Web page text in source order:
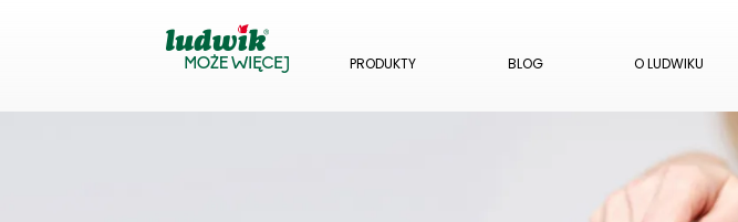
PRODUKTY BLOG O LUDWIKU